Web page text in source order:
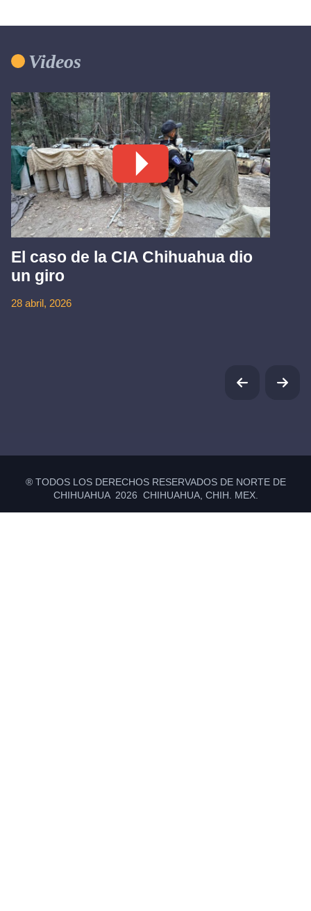
Videos
El caso de la CIA Chihuahua dio
un giro
28 abril, 2026
® TODOS LOS DERECHOS RESERVADOS DE NORTE DE
CHIHUAHUA 2026 CHIHUAHUA, CHIH. MEX.